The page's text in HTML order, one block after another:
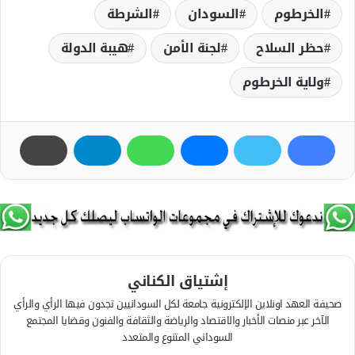
الخرطوم السودان
الشرطة
حظر السلاح
لجنة الأمن
هيبة الدولة
ولاية الخرطوم
إشتياق الكناني
صحيفة العهد اونلاين الإلكترونية جامعة لكل السودانيين تجدون فيها الرأي والرأي
الآخر عبر منصات الأخبار والاقتصاد والرياضة والثقافة والفنون وقضايا المجتمع
السوداني المتنوع والمتعدد